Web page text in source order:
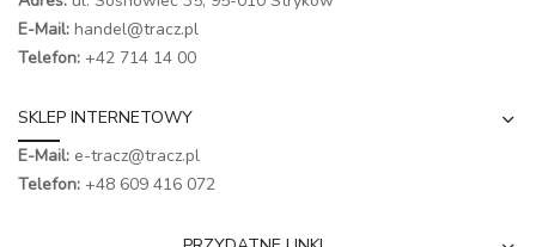
E-Mail: handel@tracz.pl
Telefon: +42 714 14 00
SKLEP INTERNETOWY
E-Mail: e-tracz@tracz.pl
Telefon: +48 609 416 072